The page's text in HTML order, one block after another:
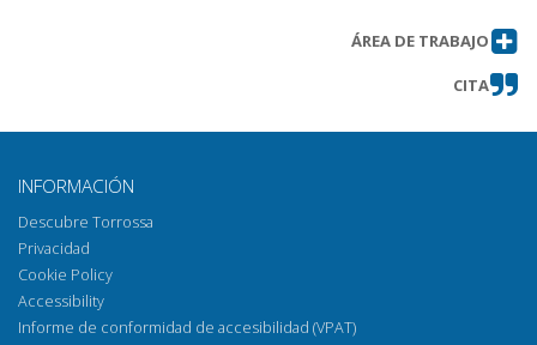
ÁREA DE TRABAJO
CITA
INFORMACIÓN
Descubre Torrossa
Privacidad
Cookie Policy
Accessibility
Informe de conformidad de accesibilidad (VPAT)